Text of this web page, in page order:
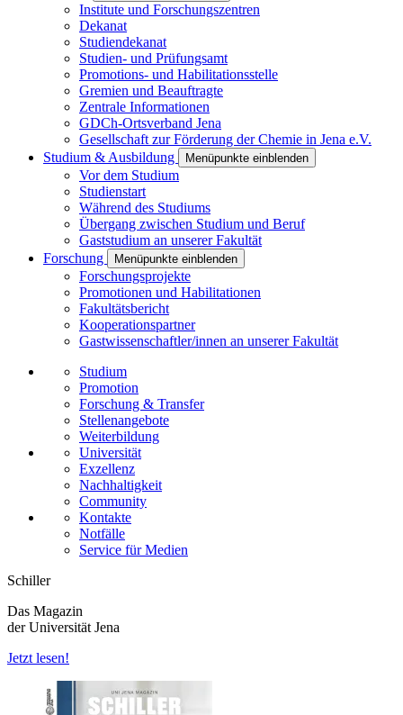
Institute und Forschungszentren
Dekanat
Studiendekanat
Studien- und Prüfungsamt
Promotions- und Habilitationsstelle
Gremien und Beauftragte
Zentrale Informationen
GDCh-Ortsverband Jena
Gesellschaft zur Förderung der Chemie in Jena e.V.
Studium & Ausbildung
Menüpunkte einblenden
Vor dem Studium
Studienstart
Während des Studiums
Übergang zwischen Studium und Beruf
Gaststudium an unserer Fakultät
Forschung
Menüpunkte einblenden
Forschungsprojekte
Promotionen und Habilitationen
Fakultätsbericht
Kooperationspartner
Gastwissenschaftler/innen an unserer Fakultät
Studium
Promotion
Forschung & Transfer
Stellenangebote
Weiterbildung
Universität
Exzellenz
Nachhaltigkeit
Community
Kontakte
Notfälle
Service für Medien
Schiller
Das Magazin
der Universität Jena
Jetzt lesen!